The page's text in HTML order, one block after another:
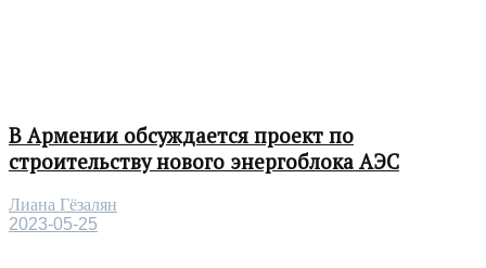
В Армении обсуждается проект по
строительству нового энергоблока АЭС
Лиана Гёзалян
2023-05-25